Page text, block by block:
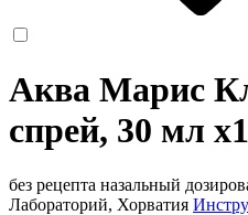
Аква Марис
спрей, 30 мл x1
без рецепта назальный
Лабораторий, Хорватия